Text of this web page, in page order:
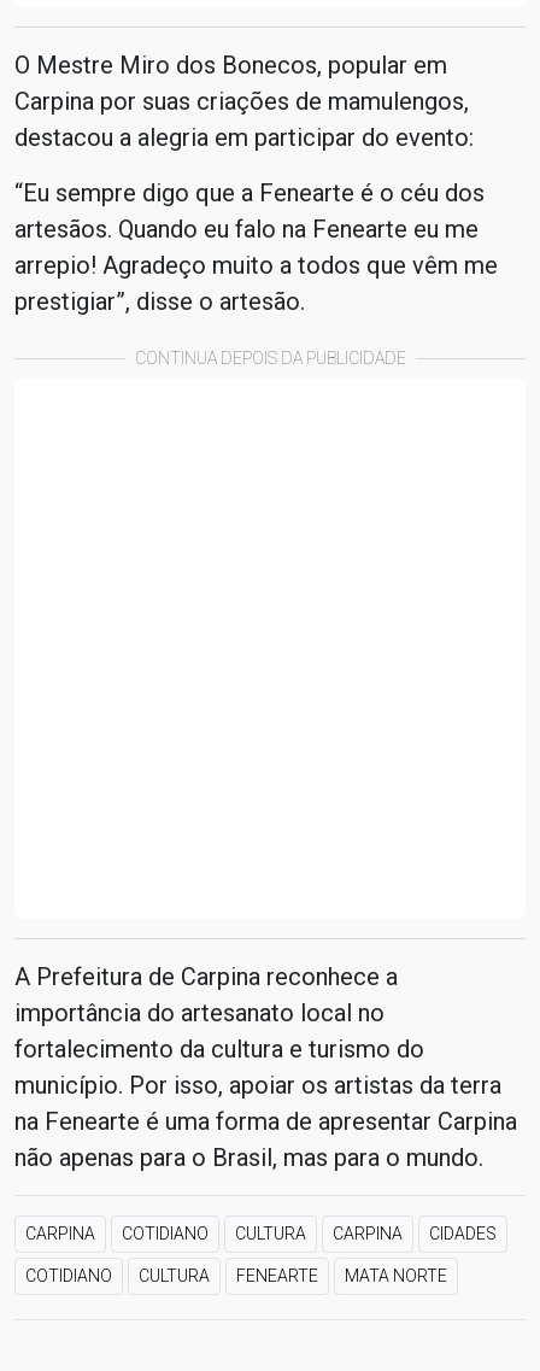
O Mestre Miro dos Bonecos, popular em
Carpina por suas criações de mamulengos,
destacou a alegria em participar do evento:
“Eu sempre digo que a Fenearte é o céu dos
artesãos. Quando eu falo na Fenearte eu me
arrepio! Agradeço muito a todos que vêm me
prestigiar”, disse o artesão.
CONTINUA DEPOIS DA PUBLICIDADE
A Prefeitura de Carpina reconhece a
importância do artesanato local no
fortalecimento da cultura e turismo do
município. Por isso, apoiar os artistas da terra
na Fenearte é uma forma de apresentar Carpina
não apenas para o Brasil, mas para o mundo.
CARPINA COTIDIANO CULTURA CARPINA CIDADES
COTIDIANO CULTURA FENEARTE MATA NORTE